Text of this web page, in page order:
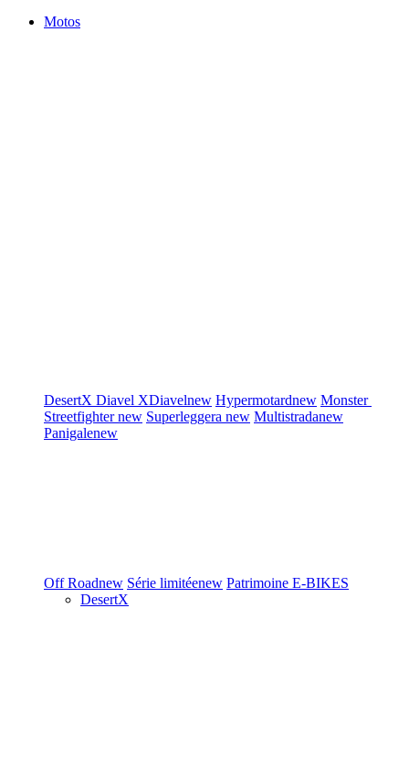
Motos
DesertX Diavel XDiavelnew Hypermotardnew Monster
Streetfighternew Superleggera new Multistradanew
Panigalenew
Off Roadnew Série limitéenew Patrimoine E-BIKES
DesertX